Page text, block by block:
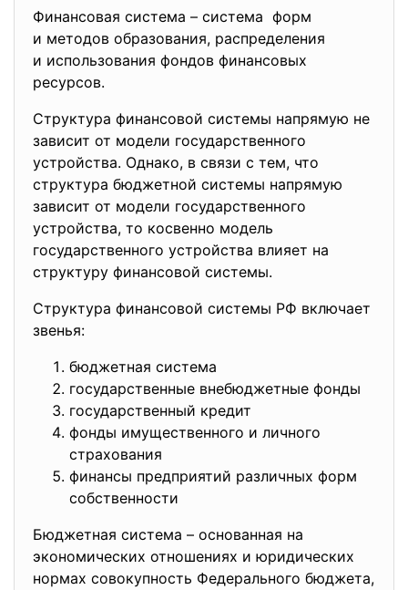
Финансовая система – система форм
и методов образования, распределения
и использования фондов финансовых
ресурсов.
Структура финансовой системы напрямую не
зависит от модели государственного
устройства. Однако, в связи с тем, что
структура бюджетной системы напрямую
зависит от модели государственного
устройства, то косвенно модель
государственного устройства влияет на
структуру финансовой системы.
Структура финансовой системы РФ включает
звенья:
бюджетная система
государственные внебюджетные фонды
государственный кредит
фонды имущественного и личного
страхования
финансы предприятий различных форм
собственности
Бюджетная система – основанная на
экономических отношениях и юридических
нормах совокупность Федерального бюджета,